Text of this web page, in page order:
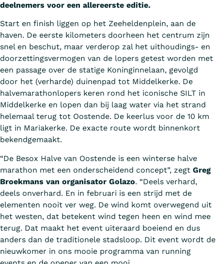
deelnemers voor een allereerste editie.
Start en finish liggen op het Zeeheldenplein, aan de
haven. De eerste kilometers doorheen het centrum zijn
snel en beschut, maar verderop zal het uithoudings- en
doorzettingsvermogen van de lopers getest worden met
een passage over de statige Koninginnelaan, gevolgd
door het (verharde) duinenpad tot Middelkerke. De
halvemarathonlopers keren rond het iconische SILT in
Middelkerke en lopen dan bij laag water via het strand
helemaal terug tot Oostende. De keerlus voor de 10 km
ligt in Mariakerke. De exacte route wordt binnenkort
bekendgemaakt.
“De Besox Halve van Oostende is een winterse halve
marathon met een onderscheidend concept”, zegt Greg
Broekmans van organisator Golazo. “Deels verhard,
deels onverhard. En in februari is een strijd met de
elementen nooit ver weg. De wind komt overwegend uit
het westen, dat betekent wind tegen heen en wind mee
terug. Dat maakt het event uiteraard boeiend en dus
anders dan de traditionele stadsloop. Dit event wordt de
nieuwkomer in ons mooie programma van running